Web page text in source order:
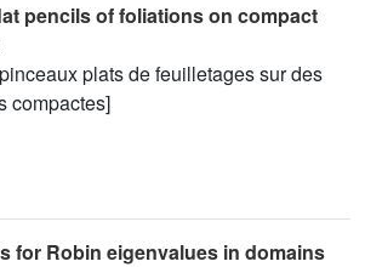
pencils of foliations on compact
plats de feuilletages sur des
compactes]
for Robin eigenvalues in domains